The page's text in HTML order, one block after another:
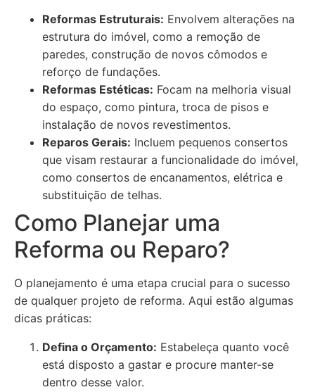
Reformas Estruturais: Envolvem alterações na
estrutura do imóvel, como a remoção de
paredes, construção de novos cômodos e
reforço de fundações.
Reformas Estéticas: Focam na melhoria visual
do espaço, como pintura, troca de pisos e
instalação de novos revestimentos.
Reparos Gerais: Incluem pequenos consertos
que visam restaurar a funcionalidade do imóvel,
como consertos de encanamentos, elétrica e
substituição de telhas.
Como Planejar uma
Reforma ou Reparo?
O planejamento é uma etapa crucial para o sucesso
de qualquer projeto de reforma. Aqui estão algumas
dicas práticas:
Defina o Orçamento: Estabeleça quanto você
está disposto a gastar e procure manter-se
dentro desse valor.